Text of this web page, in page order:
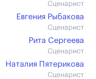
Сценарист
Евгения Рыбакова
Сценарист
Рита Сергеева
Сценарист
Наталия Пятерикова
Сценарист